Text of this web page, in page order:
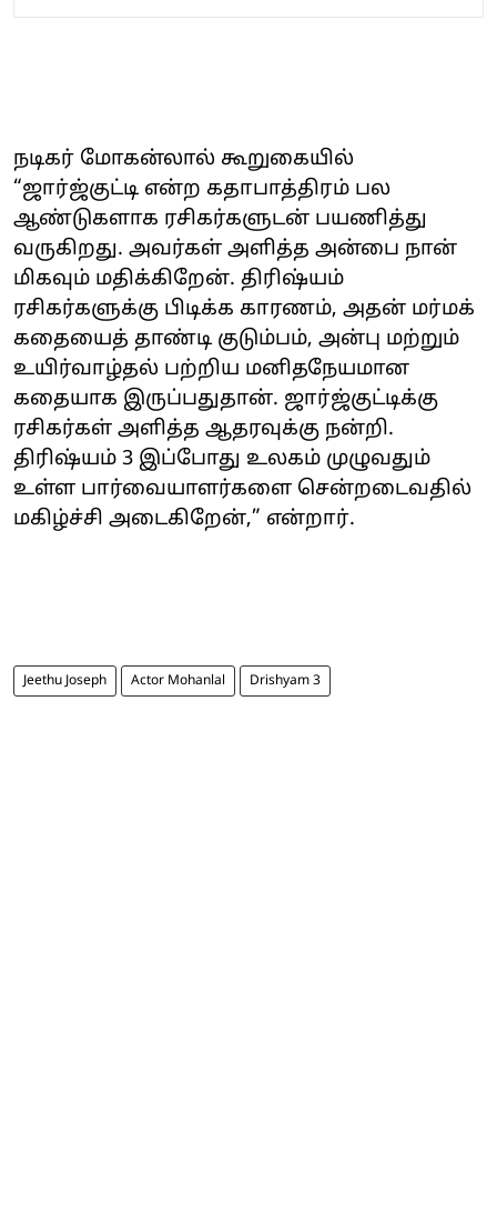
நடிகர் மோகன்லால் கூறுகையில்
“ஜார்ஜ்குட்டி என்ற கதாபாத்திரம் பல
ஆண்டுகளாக ரசிகர்களுடன் பயணித்து
வருகிறது. அவர்கள் அளித்த அன்பை நான்
மிகவும் மதிக்கிறேன். திரிஷ்யம்
ரசிகர்களுக்கு பிடிக்க காரணம், அதன் மர்மக்
கதையைத் தாண்டி குடும்பம், அன்பு மற்றும்
உயிர்வாழ்தல் பற்றிய மனிதநேயமான
கதையாக இருப்பதுதான். ஜார்ஜ்குட்டிக்கு
ரசிகர்கள் அளித்த ஆதரவுக்கு நன்றி.
திரிஷ்யம் 3 இப்போது உலகம் முழுவதும்
உள்ள பார்வையாளர்களை சென்றடைவதில்
மகிழ்ச்சி அடைகிறேன்,” என்றார்.
Jeethu Joseph Actor Mohanlal Drishyam 3